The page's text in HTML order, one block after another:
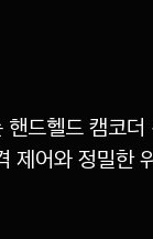
드헬드 캠코
어와 정밀한